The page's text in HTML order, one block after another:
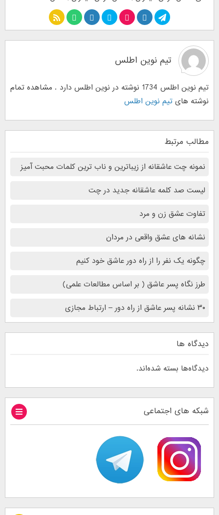
تیم نوین اطلس
تیم نوین اطلس 1734 نوشته در نوین اطلس دارد . مشاهده تمام
نوشته های تیم نوین اطلس
مطالب مرتبط
نمونه‌ چت‌ عاشقانه از زیباترین و ناب ترین کلمات محبت آمیز
لیست صد کلمه عاشقانه جدید در چت
تفاوت عشق زن و مرد
نشانه های عشق واقعی در مردان
چگونه یک نفر را از راه دور عاشق خود کنیم
طرز نگاه پسر عاشق ( بر اساس مطالعات علمی)
۳۰ نشانه پسر عاشق از راه دور – ارتباط مجازی
دیدگاه ها
دیدگاه‌ها بسته شده‌اند.
شبکه های اجتماعی